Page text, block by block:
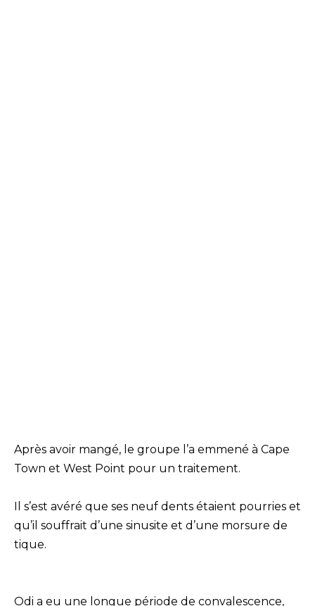
Après avoir mangé, le groupe l’a emmené à Cape
Town et West Point pour un traitement.
Il s’est avéré que ses neuf dents étaient pourries et
qu’il souffrait d’une sinusite et d’une morsure de
tique.
Odi a eu une longue période de convalescence,